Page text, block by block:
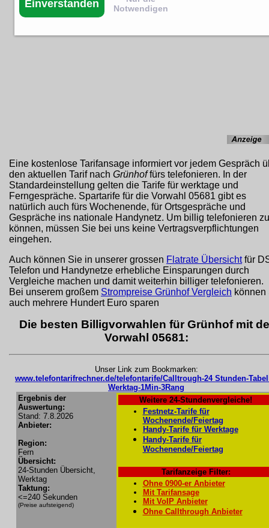
Eine kostenlose Tarifansage informiert vor jedem Gespräch
den aktuellen Tarif nach Grünhoffürs telefonieren. In der
Standardeinstellung gelten die Tarife für werktage und
Ferngespräche. Spartarife für die Vorwahl 05681 gibt es
natürlich auch fürs Wochenende, für Ortsgespräche und
Gespräche ins nationale Handynetz. Um billig telefonieren zu
können, müssen Sie bei uns keine Vertragsverpflichtungen
eingehen.
Auch können Sie in unserer grossen Flatrate Übersichtfür
Telefon und Handynetze erhebliche Einsparungen durch
Vergleiche machen und damit weiterhin billiger telefonieren.
Bei unserem großem Strompreise Grünhof Vergleich können
auch mehrere Hundert Euro sparen
Die besten Billigvorwahlen für Grünhof mit
Vorwahl 05681:
Unser Link zum Bookmarken:
www.telefontarifrechner.de/telefontarife/Calltrough-24 Stunden-
Werktag-1Min-3Rang
Ergebnis der
Auswertung:
Stand: 7.8.2026
Anbieter:
Region:
Fern
Übersicht:
24-Stunden Übersicht,
Werktag
Taktung:
<=240 Sekunden
(Preise aufsteigend)
Weitere 24-Stundenvergleiche!
Festnetz-Tarife für
Wochenende/Feiertag
Handy-Tarife für Werktage
Handy-Tarife für
Wochenende/Feiertag
Tarifanzeige Filter:
Ohne 0900-er Anbieter
Mit Tarifansage
Mit VoIP Anbieter
Ohne Callthrough Anbieter
Einverstanden
Notwendigen